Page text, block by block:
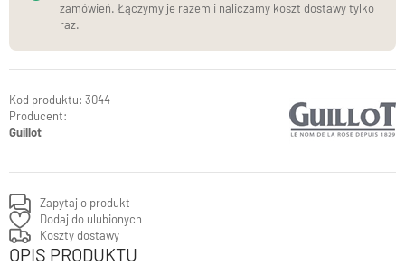
3044
Producent:
Guillot
Zapytaj o produkt
Dodaj do ulubionych
Koszty dostawy
OPIS PRODUKTU
zamówień. Łączymy je razem i naliczamy koszt dostawy tylko
raz.